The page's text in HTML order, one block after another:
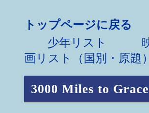
トップページに戻る
少年リスト
映画
画リスト（国別・原題
3000 Miles to